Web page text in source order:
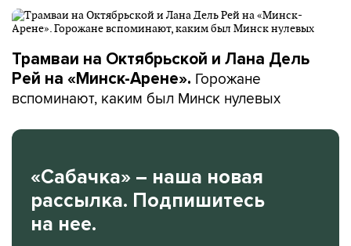
Трамваи на Октябрьской и Лана Дель
Рей на «Минск-Арене». Горожане
вспоминают, каким был Минск нулевых
«Сабачка» – наша новая
рассылка. Подпишитесь
на нее.